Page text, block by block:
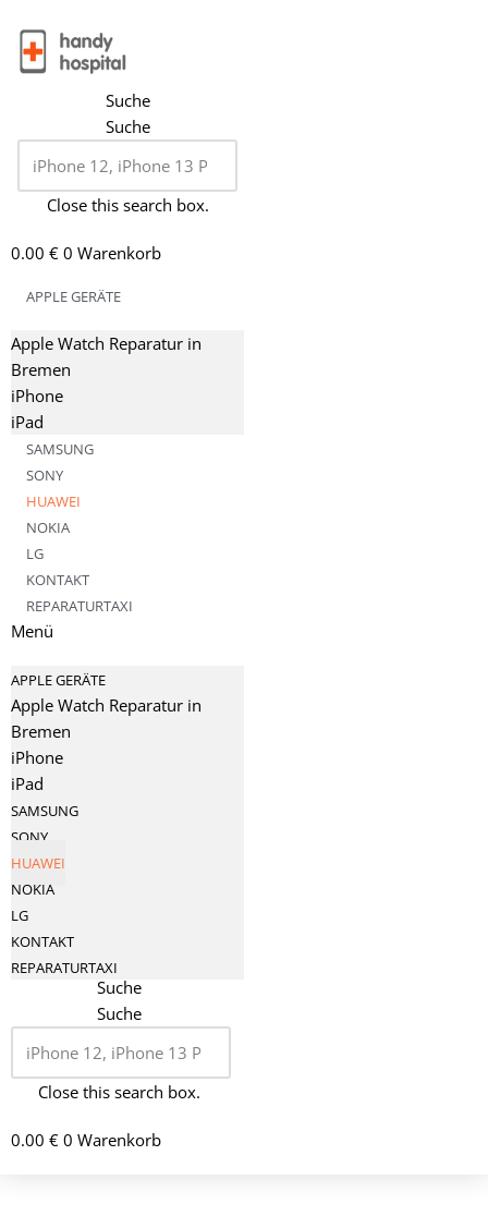
Zum
Suche
Suche
Close this search box.
0.00 € 0 Warenkorb
APPLE GERÄTE
Apple Watch Reparatur in
Bremen
iPhone
iPad
SAMSUNG
SONY
HUAWEI
NOKIA
LG
KONTAKT
REPARATURTAXI
Menü
APPLE GERÄTE
Apple Watch Reparatur in
Bremen
iPhone
iPad
SAMSUNG
SONY
HUAWEI
NOKIA
LG
KONTAKT
REPARATURTAXI
Suche
Suche
Close this search box.
0.00 € 0 Warenkorb